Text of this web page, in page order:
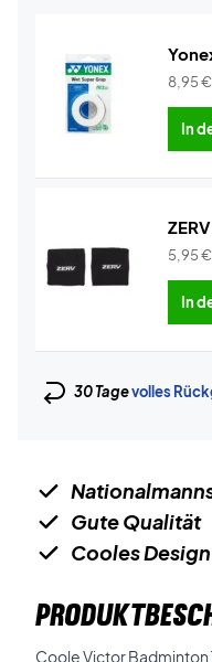
8,95€
In
5,95€
In
30 Tagevolles
Gute Qualität
Cooles Design
Coole Victor Badminton